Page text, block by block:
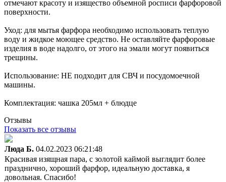
отмечают красоту и изящество объемной росписи фарфоровой
поверхности.
Уход: для мытья фарфора необходимо использовать теплую
воду и жидкое моющее средство. Не оставляйте фарфоровые
изделия в воде надолго, от этого на эмали могут появиться
трещины.
Использование: НЕ подходит для СВЧ и посудомоечной
машины.
Комплектация: чашка 205мл + блюдце
Отзывы
Показать все отзывы
Люда Б. 04.02.2023 06:21:48
Красивая изящная пара, с золотой каймой выглядит более
празднично, хороший фарфор, идеальную доставка, я
довольная. Спасибо!